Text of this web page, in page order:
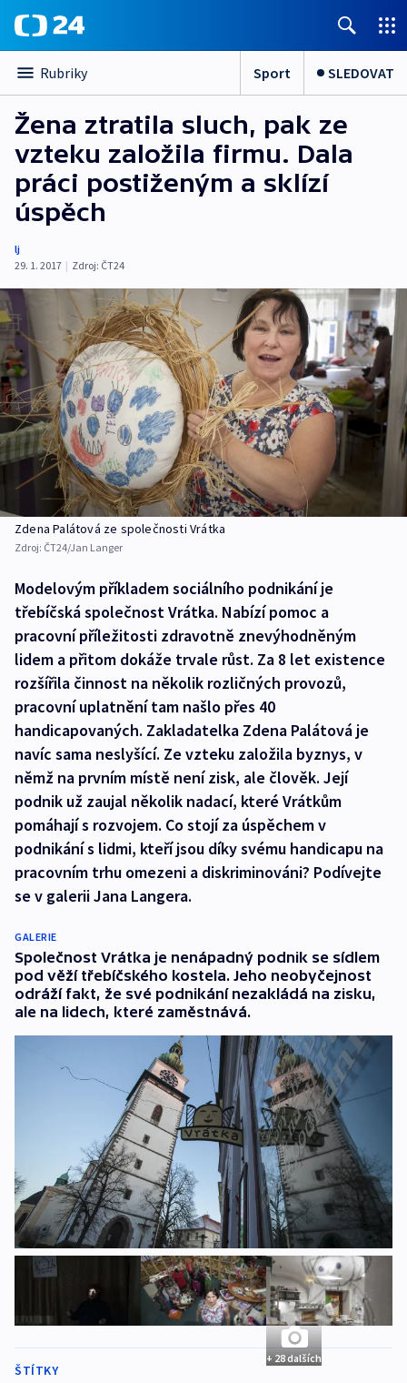
Rubriky Sport SLEDOVAT
Žena ztratila sluch, pak ze
vzteku založila firmu. Dala
práci postiženým a sklízí
úspěch
lj
29. 1. 2017 | Zdroj: ČT24
Zdena Palátová ze společnosti Vrátka
Zdroj: ČT24/Jan Langer
Modelovým příkladem sociálního podnikání je
třebíčská společnost Vrátka. Nabízí pomoc a
pracovní příležitosti zdravotně znevýhodněným
lidem a přitom dokáže trvale růst. Za 8 let existence
rozšířila činnost na několik rozličných provozů,
pracovní uplatnění tam našlo přes 40
handicapovaných. Zakladatelka Zdena Palátová je
navíc sama neslyšící. Ze vzteku založila byznys, v
němž na prvním místě není zisk, ale člověk. Její
podnik už zaujal několik nadací, které Vrátkům
pomáhají s rozvojem. Co stojí za úspěchem v
podnikání s lidmi, kteří jsou díky svému handicapu na
pracovním trhu omezeni a diskriminováni? Podívejte
se v galerii Jana Langera.
GALERIE
Společnost Vrátka je nenápadný podnik se sídlem
pod věží třebíčského kostela. Jeho neobyčejnost
odráží fakt, že své podnikání nezakládá na zisku,
ale na lidech, které zaměstnává.
+ 28 dalších
ŠTÍTKY